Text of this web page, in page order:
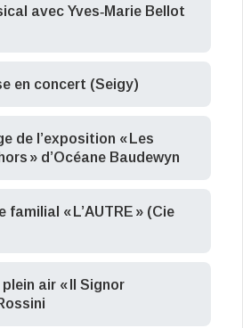
avec Yves‑Marie Bellot
en concert (Seigy)
de l’exposition « Les
» d’Océane Baudewyn
familial « L’AUTRE » (Cie
air « Il Signor